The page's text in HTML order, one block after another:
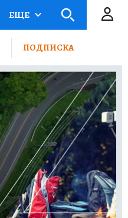
ЕЩЕ
ПОДПИСКА